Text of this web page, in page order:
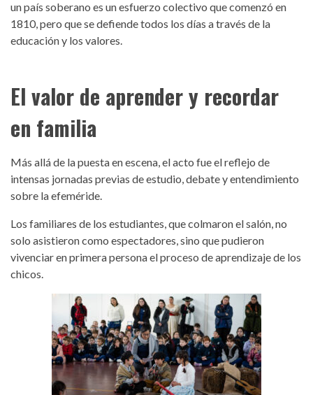
un país soberano es un esfuerzo colectivo que comenzó en
1810, pero que se defiende todos los días a través de la
educación y los valores.
El valor de aprender y recordar
en familia
Más allá de la puesta en escena, el acto fue el reflejo de
intensas jornadas previas de estudio, debate y entendimiento
sobre la efeméride.
Los familiares de los estudiantes, que colmaron el salón, no
solo asistieron como espectadores, sino que pudieron
vivenciar en primera persona el proceso de aprendizaje de los
chicos.